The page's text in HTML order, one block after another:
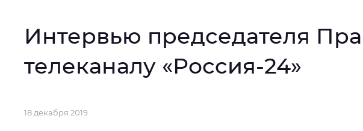
Интервал между буквами: Нормальный
Интервью председателя
телеканалу «Россия-24»
Основная
18 декабря 2019